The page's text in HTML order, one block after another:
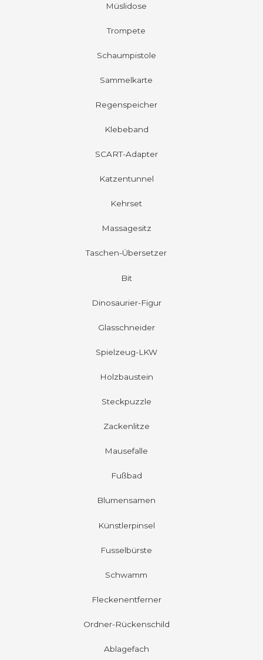
Müslidose
Trompete
Schaumpistole
Sammelkarte
Regenspeicher
Klebeband
SCART-Adapter
Katzentunnel
Kehrset
Massagesitz
Taschen-Übersetzer
Bit
Dinosaurier-Figur
Glasschneider
Spielzeug-LKW
Holzbaustein
Steckpuzzle
Zackenlitze
Mausefalle
Fußbad
Blumensamen
Künstlerpinsel
Fusselbürste
Schwamm
Fleckenentferner
Ordner-Rückenschild
Ablagefach